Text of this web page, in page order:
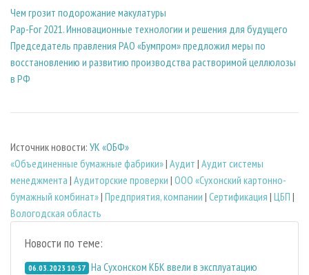
Чем грозит подорожание макулатуры
Pap-For 2021. Инновационные технологии и решения для будущего
Председатель правления РАО «Бумпром» предложил меры по
восстановлению и развитию производства растворимой целлюлозы
в РФ
Источник новости: УК «ОБФ»
«Объединенные бумажные фабрики»| Аудит | Аудит системы
менеджмента | Аудиторские проверки | ООО «Сухонский картонно-
бумажный комбинат»| Предприятия, компании | Сертификация | ЦБП |
Вологодская область
Новости по теме:
06.03.2023 10:57 На Сухонском КБК ввели в эксплуатацию